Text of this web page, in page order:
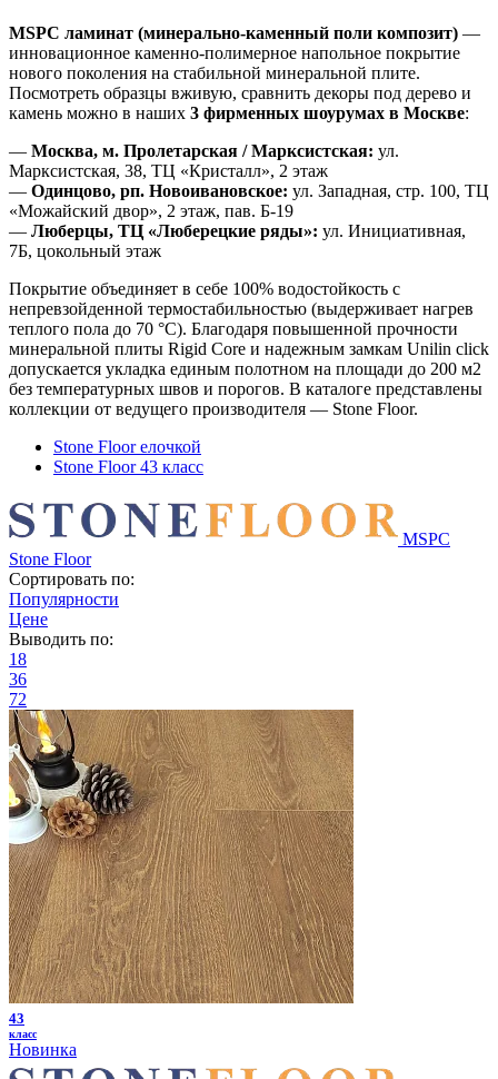
MSPC ламинат (минерально-каменный поли композит) —
инновационное каменно-полимерное напольное покрытие
нового поколения на стабильной минеральной плите.
Посмотреть образцы вживую, сравнить декоры под дерево и
камень можно в наших 3 фирменных шоурумах в Москве:
— Москва, м. Пролетарская / Марксистская: ул.
Марксистская, 38, ТЦ «Кристалл», 2 этаж
— Одинцово, рп. Новоивановское: ул. Западная, стр. 100, ТЦ
«Можайский двор», 2 этаж, пав. Б-19
— Люберцы, ТЦ «Люберецкие ряды»: ул. Инициативная,
7Б, цокольный этаж
Покрытие объединяет в себе 100% водостойкость с
непревзойденной термостабильностью (выдерживает нагрев
теплого пола до 70 °C). Благодаря повышенной прочности
минеральной плиты Rigid Core и надежным замкам Unilin click
допускается укладка единым полотном на площади до 200 м2
без температурных швов и порогов. В каталоге представлены
коллекции от ведущего производителя — Stone Floor.
Stone Floor елочкой
Stone Floor 43 класс
MSPC
Stone Floor
Сортировать по:
Популярности
Цене
Выводить по:
18
36
72
43
класс
Новинка